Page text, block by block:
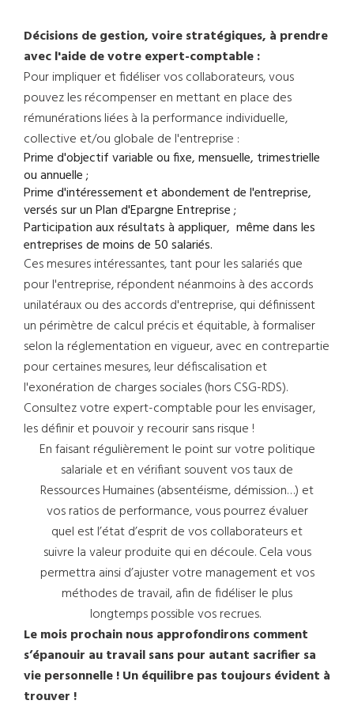
Décisions de gestion, voire stratégiques, à prendre
avec l'aide de votre expert-comptable :
Pour impliquer et fidéliser vos collaborateurs, vous
pouvez les récompenser en mettant en place des
rémunérations liées à la performance individuelle,
collective et/ou globale de l'entreprise :
Prime d'objectif variable ou fixe, mensuelle, trimestrielle
ou annuelle ;
Prime d'intéressement et abondement de l'entreprise,
versés sur un Plan d'Epargne Entreprise ;
Participation aux résultats à appliquer, même dans les
entreprises de moins de 50 salariés.
Ces mesures intéressantes, tant pour les salariés que
pour l'entreprise, répondent néanmoins à des accords
unilatéraux ou des accords d'entreprise, qui définissent
un périmètre de calcul précis et équitable, à formaliser
selon la réglementation en vigueur, avec en contrepartie
pour certaines mesures, leur défiscalisation et
l'exonération de charges sociales (hors CSG-RDS).
Consultez votre expert-comptable pour les envisager,
les définir et pouvoir y recourir sans risque !
En faisant régulièrement le point sur votre politique
salariale et en vérifiant souvent vos taux de
Ressources Humaines (absentéisme, démission…) et
vos ratios de performance, vous pourrez évaluer
quel est l’état d’esprit de vos collaborateurs et
suivre la valeur produite qui en découle. Cela vous
permettra ainsi d’ajuster votre management et vos
méthodes de travail, afin de fidéliser le plus
longtemps possible vos recrues.
Le mois prochain nous approfondirons comment
s’épanouir au travail sans pour autant sacrifier sa
vie personnelle ! Un équilibre pas toujours évident à
trouver !